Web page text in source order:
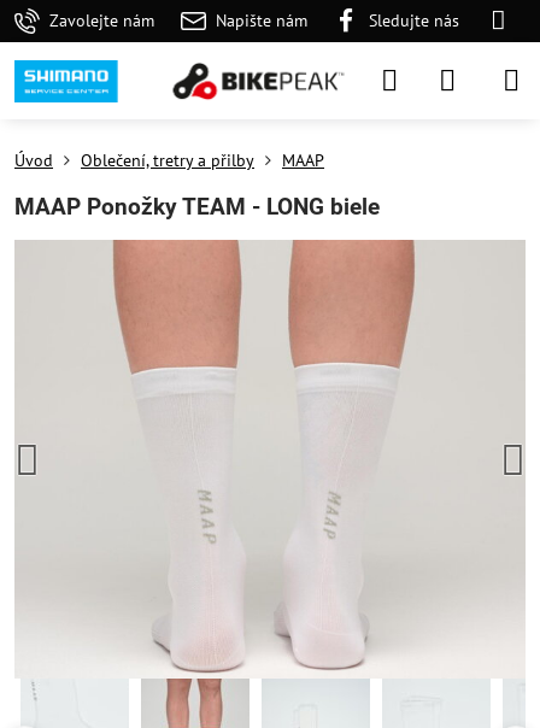
Zavolejte nám Napište nám Sledujte nás
Úvod Oblečení, tretry a přilby MAAP
MAAP Ponožky TEAM - LONG biele